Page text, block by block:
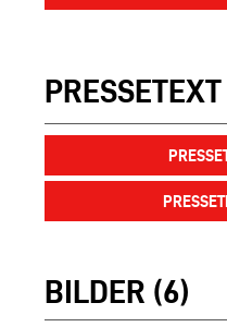
PRESSETEXT
BILDER (6)